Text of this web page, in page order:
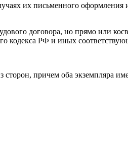
их письменного оформления
договора, но прямо или
кодекса РФ и иных
причем оба экземпляра